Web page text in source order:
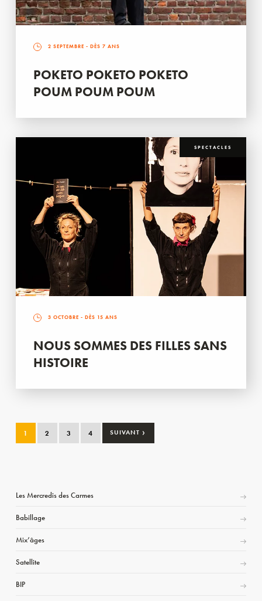
2 SEPTEMBRE - DÈS 7 ANS
POKETO POKETO POKETO
POUM POUM POUM
SPECTACLES
3 OCTOBRE - DÈS 15 ANS
NOUS SOMMES DES FILLES SANS
HISTOIRE
1 2 3 4 SUIVANT ›
Les Mercredis des Carmes
Babillage
Mix’âges
Satellite
BIP